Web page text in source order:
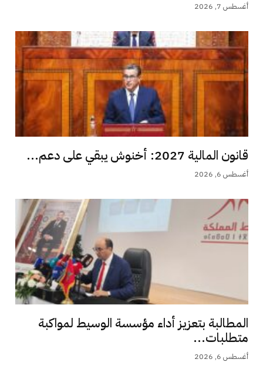
أغسطس 7, 2026
قانون المالية 2027: أخنوش يبقي على دعم...
أغسطس 6, 2026
المطالبة بتعزيز أداء مؤسسة الوسيط لمواكبة
متطلبات...
أغسطس 6, 2026